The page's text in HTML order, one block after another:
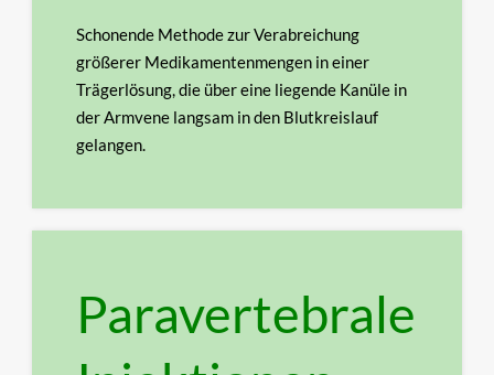
Schonende Methode zur Verabreichung
größerer Medikamentenmengen in einer
Trägerlösung, die übereine liegende Kanüle in
der Armvene langsam in den Blutkreislauf
gelangen.
Paravertebrale